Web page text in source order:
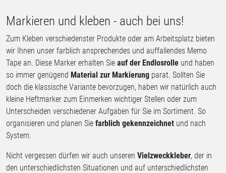
Markieren und kleben - auch bei uns!
Zum Kleben verschiedenster Produkte oder am Arbeitsplatz bieten
wir Ihnen unser farblich ansprechendes und auffallendes Memo
Tape an. Diese Marker erhalten Sie auf der Endlosrolle und haben
so immer genügend Material zur Markierung parat. Sollten Sie
doch die klassische Variante bevorzugen, haben wir natürlich auch
kleine Heftmarker zum Einmerken wichtiger Stellen oder zum
Unterscheiden verschiedener Aufgaben für Sie im Sortiment. So
organisieren und planen Sie farblich gekennzeichnet und nach
System.
Nicht vergessen dürfen wir auch unseren Vielzweckkleber, der in
den unterschiedlichsten Situationen und auf unterschiedlichsten